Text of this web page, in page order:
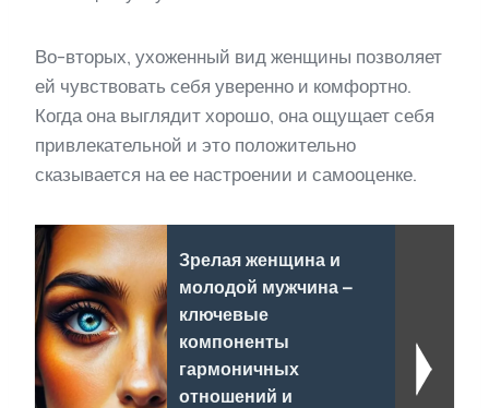
Во-вторых, ухоженный вид женщины позволяет
ей чувствовать себя уверенно и комфортно.
Когда она выглядит хорошо, она ощущает себя
привлекательной и это положительно
сказывается на ее настроении и самооценке.
Зрелая женщина и
молодой мужчина –
ключевые
компоненты
гармоничных
отношений и